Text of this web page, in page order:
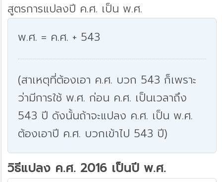
สูตรการแปลงปี ค.ศ. เป็น พ.ศ.
พ.ศ. = ค.ศ. + 543
(สาเหตุที่ต้องเอา ค.ศ. บวก 543 ก็เพราะ
ว่ามีการใช้ พ.ศ. ก่อน ค.ศ. เป็นเวลาถึง
543 ปี ดังนั้นถ้าจะแปลง ค.ศ. เป็น พ.ศ.
ต้องเอาปี ค.ศ. บวกเข้าไป 543 ปี)
วิธีแปลง ค.ศ. 2016 เป็นปี พ.ศ.